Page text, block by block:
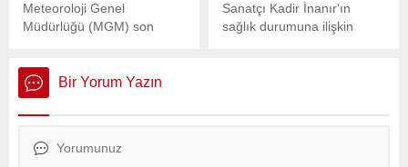
Meteoroloji Genel
Müdürlüğü (MGM) son
çok bulutlu hava hakim
olacak.
Sanatçı Kadir İnanır'ın
sağlık durumuna ilişkin
tarafından açıklama yapıldı.
Bir Yorum Yazın